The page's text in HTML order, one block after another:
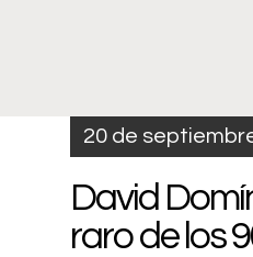
20 de
David
raro de los